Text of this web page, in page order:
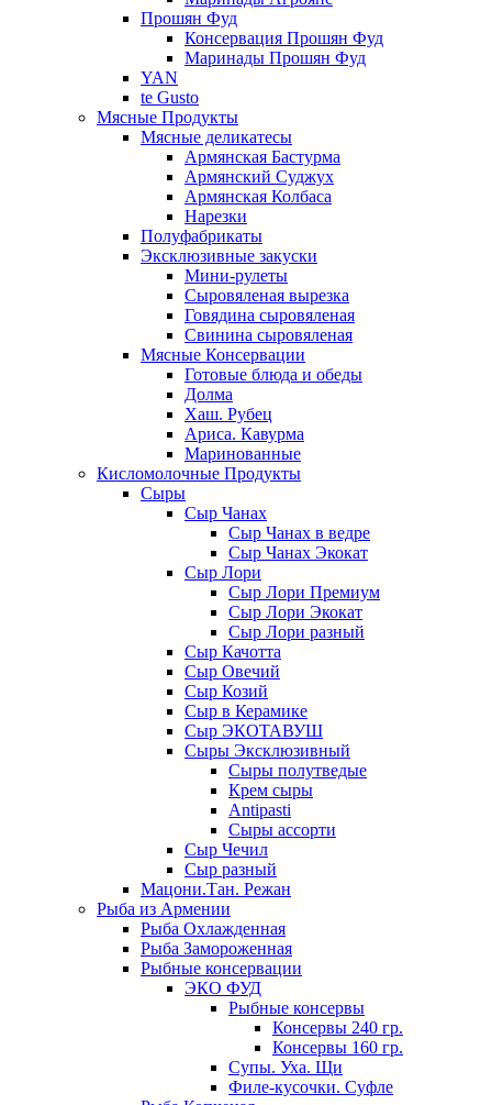
Прошян Фуд
Консервация Прошян Фуд
Маринады Прошян Фуд
YAN
te Gusto
Мясные Продукты
Мясные деликатесы
Армянская Бастурма
Армянский Суджух
Армянская Колбаса
Нарезки
Полуфабрикаты
Эксклюзивные закуски
Мини-рулеты
Сыровяленая вырезка
Говядина сыровяленая
Свинина сыровяленая
Мясные Консервации
Готовые блюда и обеды
Долма
Хаш. Рубец
Ариса. Кавурма
Маринованные
Кисломолочные Продукты
Сыры
Сыр Чанах
Сыр Чанах в ведре
Сыр Чанах Экокат
Сыр Лори
Сыр Лори Премиум
Сыр Лори Экокат
Сыр Лори разный
Сыр Качотта
Сыр Овечий
Сыр Козий
Сыр в Керамике
Сыр ЭКОТАВУШ
Сыры Эксклюзивный
Сыры полутведые
Крем сыры
Antipasti
Сыры ассорти
Сыр Чечил
Сыр разный
Мацони.Тан. Режан
Рыба из Армении
Рыба Охлажденная
Рыба Замороженная
Рыбные консервации
ЭКО ФУД
Рыбные консервы
Консервы 240 гр.
Консервы 160 гр.
Супы. Уха. Щи
Филе-кусочки. Суфле